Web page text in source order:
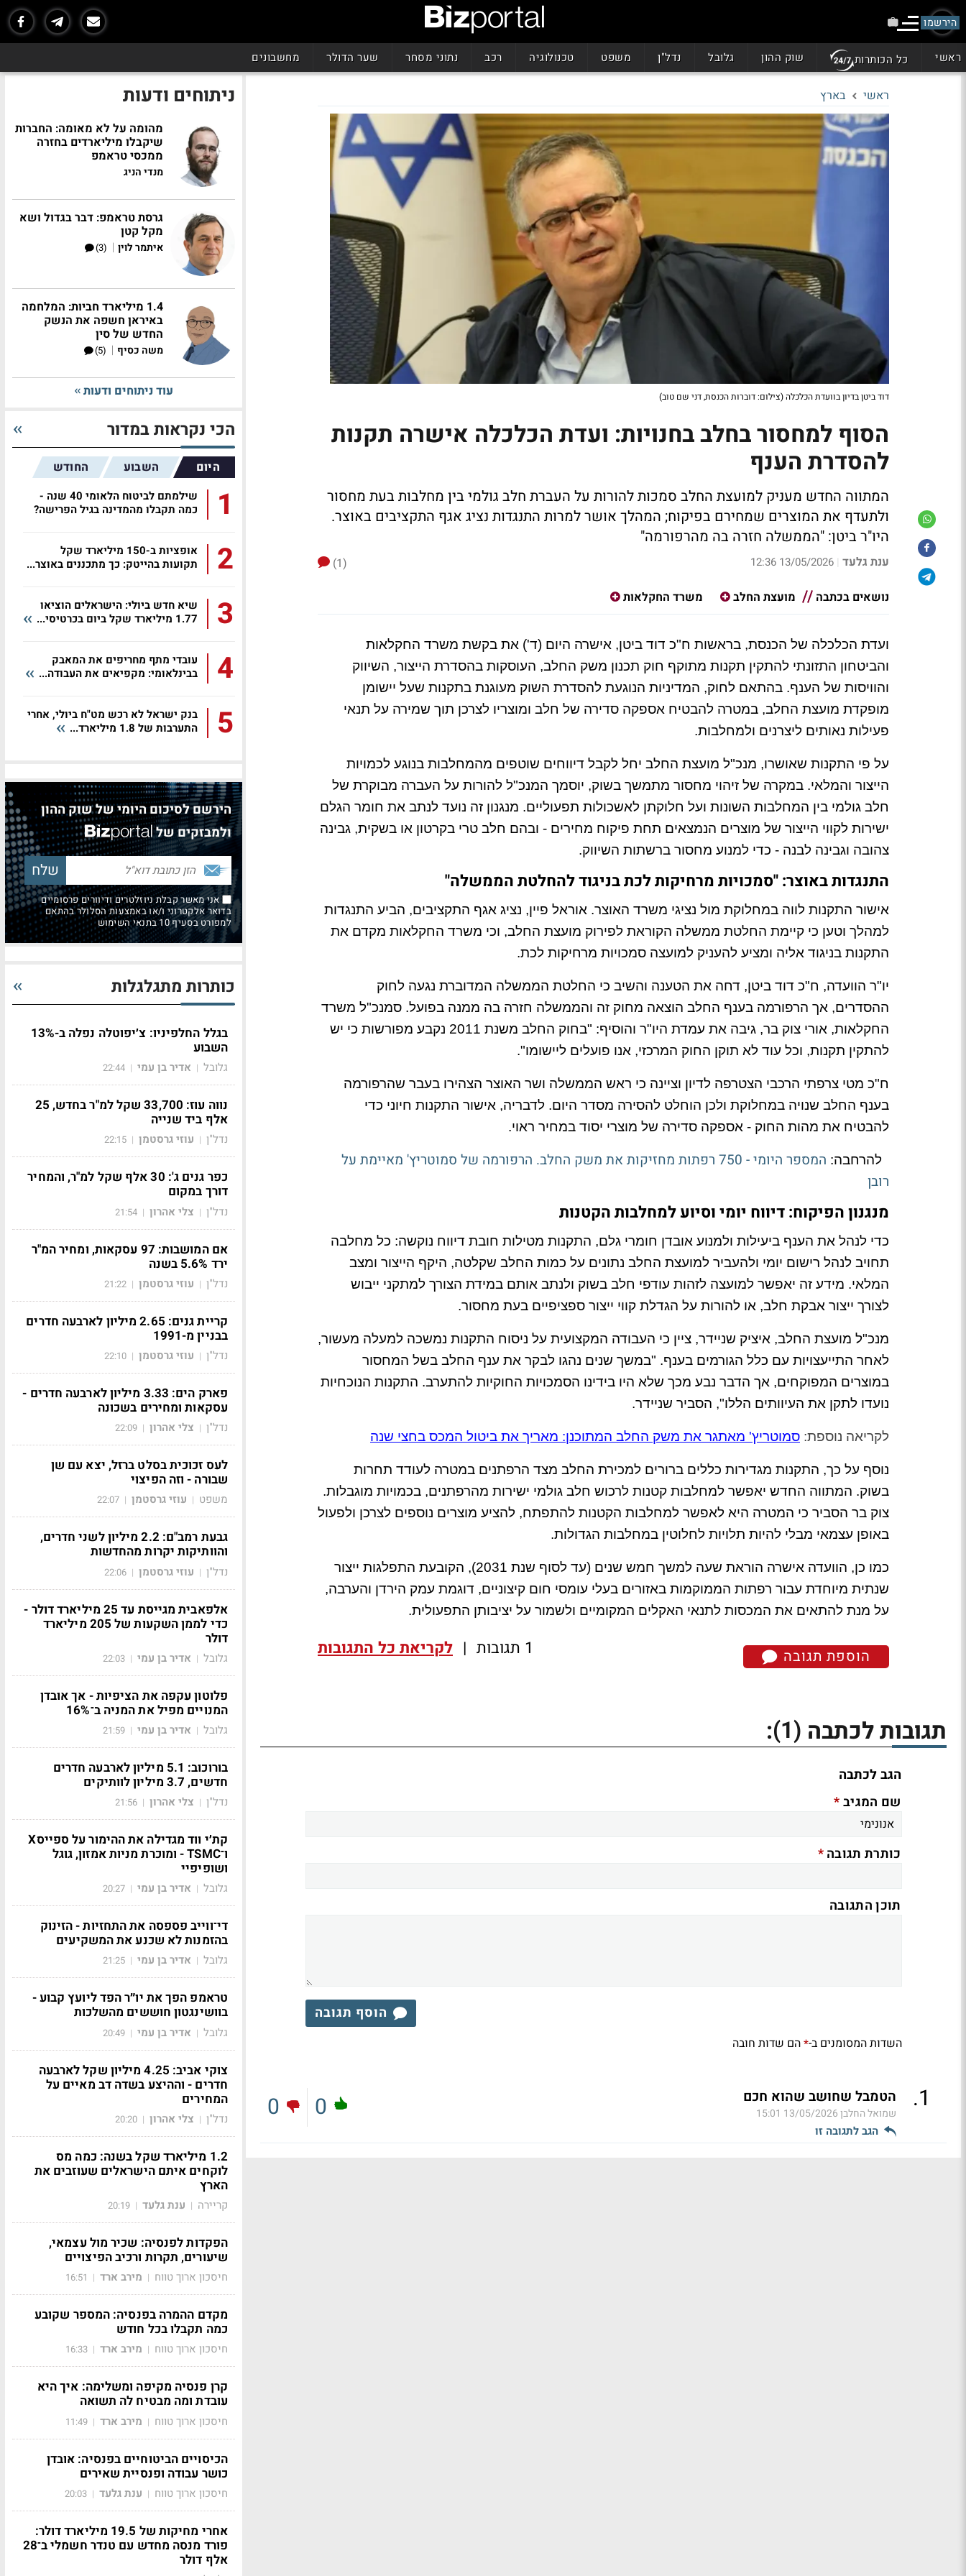
הירשמו
ראשי כל הכותרות שוק ההון גלובל נדל"ן משפט טכנולוגיה רכב נתוני מסחר שער הדולר מחשבונים
ראשי בארץ
דוד ביטן בדיון בוועדת הכלכלה (צילום: דוברות הכנסת, דני שם טוב)
הסוף למחסור בחלב בחנויות: ועדת הכלכלה אישרה תקנות
להסדרת הענף
המתווה החדש מעניק למועצת החלב סמכות להורות על העברת חלב גולמי בין מחלבות בעת מחסור
ולתעדף את המוצרים שמחירם בפיקוח; המהלך אושר למרות התנגדות נציג אגף התקציבים באוצר.
היו"ר ביטן: "הממשלה חזרה בה מהרפורמה"
ענת גלעד |
13/05/2026 12:36
(1)
נושאים בכתבה
מועצת החלב משרד החקלאות
ועדת הכלכלה של הכנסת, בראשות ח"כ דוד ביטן, אישרה היום (ד') את בקשת משרד החקלאות
והביטחון התזונתי להתקין תקנות מתוקף חוק תכנון משק החלב, העוסקות בהסדרת הייצור, השיווק
והוויסות של הענף. בהתאם לחוק, המדיניות הנוגעת להסדרת השוק מעוגנת בתקנות שעל יישומן
מופקדת מועצת החלב, במטרה להבטיח אספקה סדירה של חלב ומוצריו לצרכן תוך שמירה על תנאי
פעילות נאותים ליצרנים ולמחלבות.
על פי התקנות שאושרו, מנכ"ל מועצת החלב יחל לקבל דיווחים שוטפים מהמחלבות בנוגע לכמויות
הייצור והמלאי. במקרה של זיהוי מחסור מתמשך בשוק, יוסמך המנכ"ל להורות על העברה מבוקרת של
חלב גולמי בין המחלבות השונות ועל חלוקתן לאשכולות תפעוליים. מנגנון זה נועד לנתב את חומר הגלם
ישירות לקווי הייצור של מוצרים הנמצאים תחת פיקוח מחירים - ובהם חלב טרי בקרטון או בשקית, גבינה
צהובה וגבינה לבנה - כדי למנוע מחסור ברשתות השיווק.
התנגדות באוצר: "סמכויות מרחיקות לכת בניגוד להחלטת הממשלה"
אישור התקנות לווה במחלוקת מול נציגי משרד האוצר. אוראל פיין, נציג אגף התקציבים, הביע התנגדות
למהלך וטען כי קיימת החלטת ממשלה הקוראת לפירוק מועצת החלב, וכי משרד החקלאות מקדם את
התקנות בניגוד אליה ומציע להעניק למועצה סמכויות מרחיקות לכת.
יו"ר הוועדה, ח"כ דוד ביטן, דחה את הטענה והשיב כי החלטת הממשלה המדוברת נגעה לחוק
ההסדרים, אך הרפורמה בענף החלב הוצאה מחוק זה והממשלה חזרה בה ממנה בפועל. סמנכ"ל משרד
החקלאות, אורי צוק בר, גיבה את עמדת היו"ר והוסיף: "בחוק החלב משנת 2011 נקבע מפורשות כי יש
להתקין תקנות, וכל עוד לא תוקן החוק המרכזי, אנו פועלים ליישומו".
ח"כ מטי צרפתי הרכבי הצטרפה לדיון וציינה כי ראש הממשלה ושר האוצר הצהירו בעבר שהרפורמה
בענף החלב שנויה במחלוקת ולכן הוחלט להסירה מסדר היום. לדבריה, אישור התקנות חיוני כדי
להבטיח את מהות החוק - אספקה סדירה של מוצרי יסוד במחיר ראוי.
להרחבה:
המספר היומי - 750 רפתות מחזיקות את משק החלב. הרפורמה של סמוטריץ' מאיימת על
רובן
מנגנון הפיקוח: דיווח יומי וסיוע למחלבות הקטנות
כדי לנהל את הענף ביעילות ולמנוע אובדן חומרי גלם, התקנות מטילות חובת דיווח נוקשה: כל מחלבה
תחויב לנהל רישום יומי ולהעביר למועצת החלב נתונים על כמות החלב שקלטה, היקף הייצור ומצב
המלאי. מידע זה יאפשר למועצה לזהות עודפי חלב בשוק ולנתב אותם במידת הצורך למתקני ייבוש
לצורך ייצור אבקת חלב, או להורות על הגדלת קווי ייצור ספציפיים בעת מחסור.
מנכ"ל מועצת החלב, איציק שניידר, ציין כי העבודה המקצועית על ניסוח התקנות נמשכה למעלה מעשור,
לאחר התייעצויות עם כלל הגורמים בענף. "במשך שנים נהגו לבקר את ענף החלב בשל המחסור
במוצרים המפוקחים, אך הדבר נבע מכך שלא היו בידינו הסמכויות החוקיות להתערב. התקנות הנוכחיות
נועדו לתקן את העיוותים הללו", הסביר שניידר.
לקריאה נוספת: סמוטריץ' מאתגר את משק החלב המתוכנן: מאריך את ביטול המכס בחצי שנה
נוסף על כך, התקנות מגדירות כללים ברורים למכירת החלב מצד הרפתנים במטרה לעודד תחרות
בשוק. המתווה החדש יאפשר למחלבות קטנות לרכוש חלב גולמי ישירות מהרפתנים, בכמויות מוגבלות.
צוק בר הסביר כי המטרה היא לאפשר למחלבות הקטנות להתפתח, להציע מוצרים נוספים לצרכן ולפעול
באופן עצמאי מבלי להיות תלויות לחלוטין במחלבות הגדולות.
כמו כן, הוועדה אישרה הוראת שעה למשך חמש שנים (עד לסוף שנת 2031), הקובעת התפלגות ייצור
שנתית מיוחדת עבור רפתות הממוקמות באזורים בעלי עומסי חום קיצוניים, דוגמת עמק הירדן והערבה,
על מנת להתאים את המכסות לתנאי האקלים המקומיים ולשמור על יציבותן התפעולית.
הוספת תגובה 1 תגובות | לקריאת כל התגובות
תגובות לכתבה (1)
:
הגב לכתבה
שם המגיב*
כותרת תגובה*
תוכן התגובה
הוסף תגובה
השדות המסומנים ב-*הם שדות חובה
1
. הטמבל שחושב שהוא חכם
שמואל החלבן13/05/2026 15:01
הגב לתגובה זו
0
0
ניתוחים ודעות
מהומה על לא מאומה: החברות
שיקבלו מיליארדים בחזרה
ממכסי טראמפ
מנדי הניג
גרסת טראמפ: דבר בגדול ושא
מקל קטן
איתמר לוין |
(3)
1.4 מיליארד חביות: המלחמה
באיראן חשפה את הנשק
החדש של סין
משה כסיף |
(5)
עוד ניתוחים ודעות
הכי נקראות במדור
היום השבוע החודש
1
שילמתם לביטוח הלאומי 40 שנה -
כמה תקבלו מהמדינה בגיל הפרישה?
2
אופציות ב-150 מיליארד שקל
תקועות בהייטק: כך מתכננים באוצר...
3
שיא חדש ביולי: הישראלים הוציאו
1.77 מיליארד שקל ביום בכרטיסי...
4
עובדי מתף מחריפים את המאבק
בבינלאומי: מקפיאים את העבודה...
5
בנק ישראל לא רכש מט"ח ביולי, אחרי
התערבות של 1.8 מיליארד...
הירשם לסיכום היומי של שוק ההון
ולמבזקים של
אני מאשר קבלת ניוזלטרים ודיוורים פרסומיים
בדואר אלקטרוני ו/או באמצעות הסלולר בהתאם
למפורט בסעיף 10 בתנאי השימוש
כותרות מתגלגלות
בגלל החלפיניו: צ׳יפוטלה נפלה ב-13%
השבוע
גלובל | אדיר בן עמי |
22:44
נווה עוז: 33,700 שקל למ"ר בחדש, 25
אלף ביד שנייה
נדל"ן | עוזי גרסטמן |
22:15
כפר גנים ג': 30 אלף שקל למ"ר, והמחיר
דורך במקום
נדל"ן | צלי אהרון |
21:54
אם המושבות: 97 עסקאות, ומחיר המ"ר
ירד 5.6% בשנה
נדל"ן | עוזי גרסטמן |
21:22
קריית גנים: 2.65 מיליון לארבעה חדרים
בבניין מ-1991
נדל"ן | עוזי גרסטמן |
22:10
פארק הים: 3.33 מיליון לארבעה חדרים -
עסקאות ומחירים בשכונה
נדל"ן | צלי אהרון |
22:09
לעס זכוכית בסלט ברזל, יצא עם שן
שבורה - וזה הפיצוי
משפט | עוזי גרסטמן |
22:07
גבעת רמב"ם: 2.2 מיליון לשני חדרים,
והוותיקות יקרות מהחדשות
נדל"ן | עוזי גרסטמן |
22:06
אלפאבית מגייסת עד 25 מיליארד דולר -
כדי לממן השקעות של 205 מיליארד
דולר
גלובל | אדיר בן עמי |
22:03
פלוטון עקפה את הציפיות - אך אובדן
המנויים מפיל את המניה ב־16%
גלובל | אדיר בן עמי |
21:59
בורוכוב: 5.1 מיליון לארבעה חדרים
חדשים, 3.7 מיליון לוותיקים
נדל"ן | צלי אהרון |
21:56
קת׳י ווד מגדילה את ההימור על ספייסX
ו־TSMC - ומוכרת מניות אמזון, גוגל
ושופיפיי
גלובל | אדיר בן עמי |
20:27
די־ווייב פספסה את התחזיות - הזינוק
בהזמנות לא שכנע את המשקיעים
גלובל | אדיר בן עמי |
21:25
טראמפ הפך את יו״ר הפד ליועץ קבוע -
בוושינגטון חוששים מהשלכות
גלובל | אדיר בן עמי |
20:49
צוקי אביב: 4.25 מיליון שקל לארבעה
חדרים - וההיצע בשדה דב מאיים על
המחירים
נדל"ן | צלי אהרון |
20:20
1.2 מיליארד שקל בשנה: כמה מס
לוקחים איתם הישראלים שעוזבים את
הארץ
קריירה | ענת גלעד |
20:19
הפקדות לפנסיה: שכיר מול עצמאי,
שיעורים, תקרות ורכיב הפיצויים
חיסכון ארוך טווח | מירב ארד |
16:51
מקדם ההמרה בפנסיה: המספר שקובע
כמה תקבלו בכל חודש
חיסכון ארוך טווח | מירב ארד |
16:33
קרן פנסיה מקיפה ומשלימה: איך היא
עובדת ומה מבטיח לה תשואה
חיסכון ארוך טווח | מירב ארד |
11:49
הכיסויים הביטוחיים בפנסיה: אובדן
כושר עבודה ופנסיית שאירים
חיסכון ארוך טווח | ענת גלעד |
20:03
אחרי מחיקות של 19.5 מיליארד דולר:
פורד מנסה מחדש עם טנדר חשמלי ב־28
אלף דולר